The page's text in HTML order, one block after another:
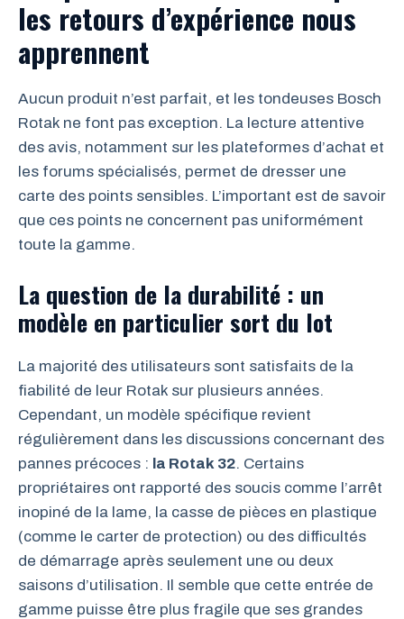
les retours d’expérience nous
apprennent
Aucun produit n’est parfait, et les tondeuses Bosch
Rotak ne font pas exception. La lecture attentive
des avis, notamment sur les plateformes d’achat et
les forums spécialisés, permet de dresser une
carte des points sensibles. L’important est de savoir
que ces points ne concernent pas uniformément
toute la gamme.
La question de la durabilité : un
modèle en particulier sort du lot
La majorité des utilisateurs sont satisfaits de la
fiabilité de leur Rotak sur plusieurs années.
Cependant, un modèle spécifique revient
régulièrement dans les discussions concernant des
pannes précoces : la Rotak 32. Certains
propriétaires ont rapporté des soucis comme l’arrêt
inopiné de la lame, la casse de pièces en plastique
(comme le carter de protection) ou des difficultés
de démarrage après seulement une ou deux
saisons d’utilisation. Il semble que cette entrée de
gamme puisse être plus fragile que ses grandes